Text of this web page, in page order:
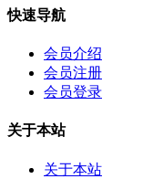
快速导航
会员介绍
会员注册
会员登录
关于本站
关于本站